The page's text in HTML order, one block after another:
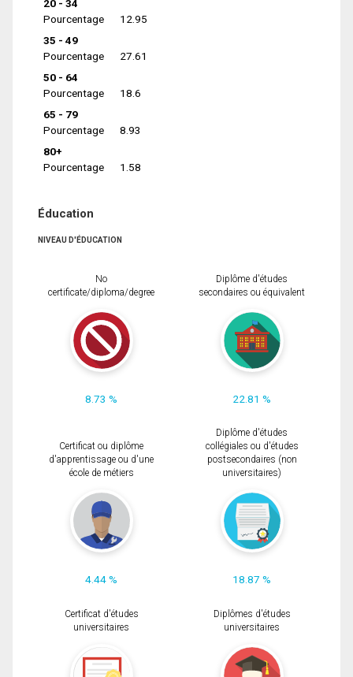
20 - 34
Pourcentage
12.95
35 - 49
Pourcentage
27.61
50 - 64
Pourcentage
18.6
65 - 79
Pourcentage
8.93
80+
Pourcentage
1.58
Éducation
NIVEAU D'ÉDUCATION
No
certificate/diploma/degree
8.73 %
Diplôme d'études
secondaires ou équivalent
22.81 %
Certificat ou diplôme
d'apprentissage ou d'une
école de métiers
4.44 %
Diplôme d'études
collégiales ou d'études
postsecondaires (non
universitaires)
18.87 %
Certificat d'études
universitaires
Diplômes d'études
universitaires